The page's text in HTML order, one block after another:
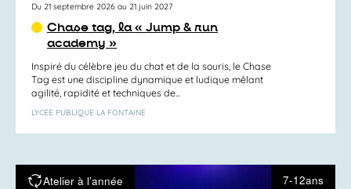
Du 21 septembre 2026 au 21 juin 2027
Chase tag, la « Jump & run
academy »
Inspiré du célèbre jeu du chat et de la souris, le Chase
Tag est une discipline dynamique et ludique mêlant
agilité, rapidité et techniques de...
LYCÉE PUBLIQUE LA FONTAINE
Atelier à l’année 7-12ans